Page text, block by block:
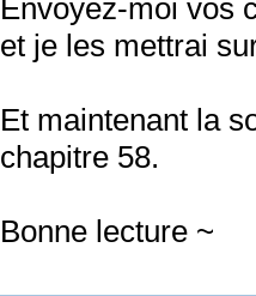
Envoyez-moi vos
et je les mettrai
Et maintenant la
chapitre 58.
Bonne lecture ~